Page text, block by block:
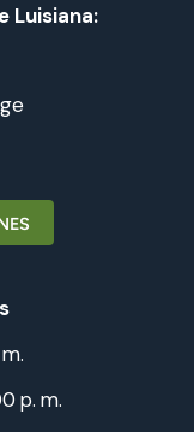
Luisiana:
p. m.